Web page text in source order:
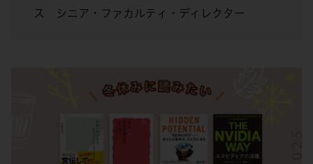
ス シニア・ファカルティ・ディレクター